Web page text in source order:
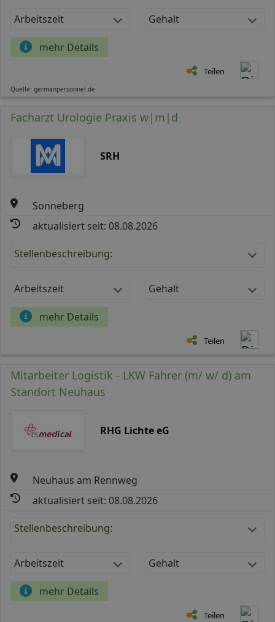
Arbeitszeit Gehalt
mehr Details
Teilen
Quelle: germanpersonnel.de
Facharzt Urologie Praxis w|m|d
SRH
Sonneberg
aktualisiert seit: 08.08.2026
Stellenbeschreibung:
Arbeitszeit Gehalt
mehr Details
Teilen
Mitarbeiter Logistik - LKW Fahrer (m/ w/ d) am
Standort Neuhaus
RHG Lichte eG
Neuhaus am Rennweg
aktualisiert seit: 08.08.2026
Stellenbeschreibung:
Arbeitszeit Gehalt
mehr Details
Teilen